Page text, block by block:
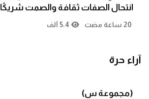
انتحال الصفات ثقافة والصمت شريكًا
20 ساعة مضت 5.4 ألف
آراء حرة
(مجموعة س)